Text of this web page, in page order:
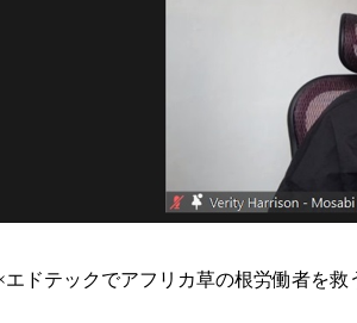
エドテックでアフリカ草の根労働者を救